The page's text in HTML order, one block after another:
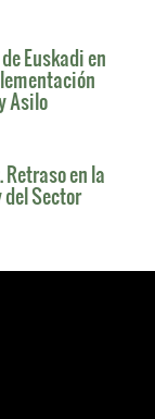
Euskadi en
Asilo
Retraso en la
Sector